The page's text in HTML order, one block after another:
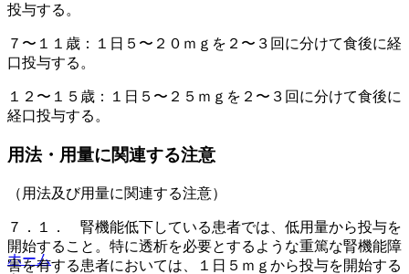
投与する。
７〜１１歳：１日５〜２０ｍｇを２〜３回に分けて食後に経
口投与する。
１２〜１５歳：１日５〜２５ｍｇを２〜３回に分けて食後に
経口投与する。
用法・用量に関連する注意
（用法及び用量に関連する注意）
７．１． 腎機能低下している患者では、低用量から投与を
開始すること。特に透析を必要とするような重篤な腎機能障
害を有する患者においては、１日５ｍｇから投与を開始する
ホーム